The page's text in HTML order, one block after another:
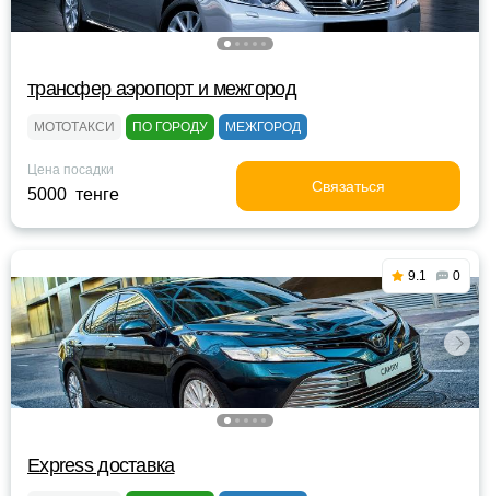
трансфер аэропорт и межгород
МОТОТАКСИ ПО ГОРОДУ МЕЖГОРОД
Цена посадки
5000 тенге Связаться
9.1 0
Express доставка